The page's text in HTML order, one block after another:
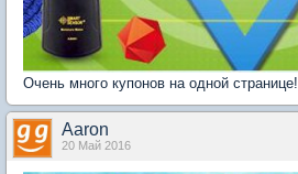
Очень много купонов на одной странице!
Aaron
20 Май 2016